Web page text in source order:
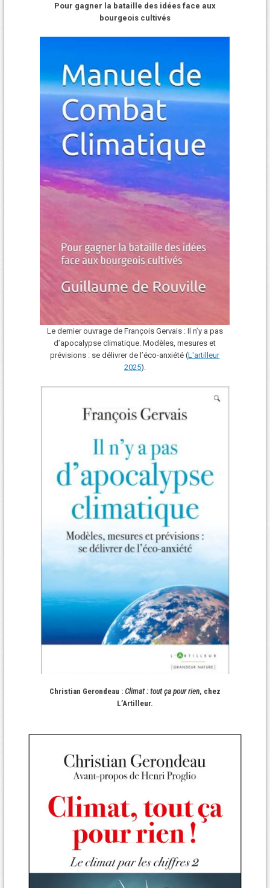
Pour gagner la bataille des idées face aux
bourgeois cultivés
Le dernier ouvrage de François Gervais : Il n’y a pas
d’apocalypse climatique. Modèles, mesures et
prévisions : se délivrer de l’éco-anxiété (L'arti lleur
2025).
Christian Gerondeau : Climat : tout ça pour rien, chez
L’Artilleur.